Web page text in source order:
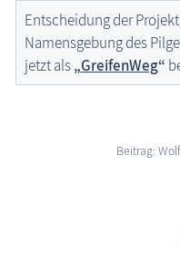
Entscheidung der
Namensgebung des
jetzt als„GreifenWeg“
Beitrag: